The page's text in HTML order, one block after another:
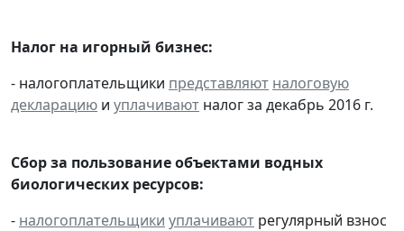
Налог на игорный бизнес:
- налогоплательщики представляют налоговую
декларацию и уплачивают налог за декабрь 2016 г.
Сбор за пользование объектами водных
биологических ресурсов:
- налогоплательщики уплачивают регулярный взнос